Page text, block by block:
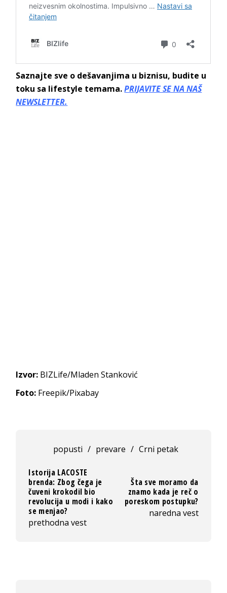
Saznajte sve o dešavanjima u biznisu, budite u
toku sa lifestyle temama.PRIJAVITE SE NA NAŠ
NEWSLETTER.
Izvor: BIZLife/Mladen Stanković
Foto: Freepik/Pixabay
popusti / prevare / Crni petak
Istorija LACOSTE
brenda: Zbog čega je
čuveni krokodil bio
revolucija u modi i kako
se menjao?
prethodna vest
Šta sve moramo da
znamo kada je reč o
poreskom postupku?
naredna vest